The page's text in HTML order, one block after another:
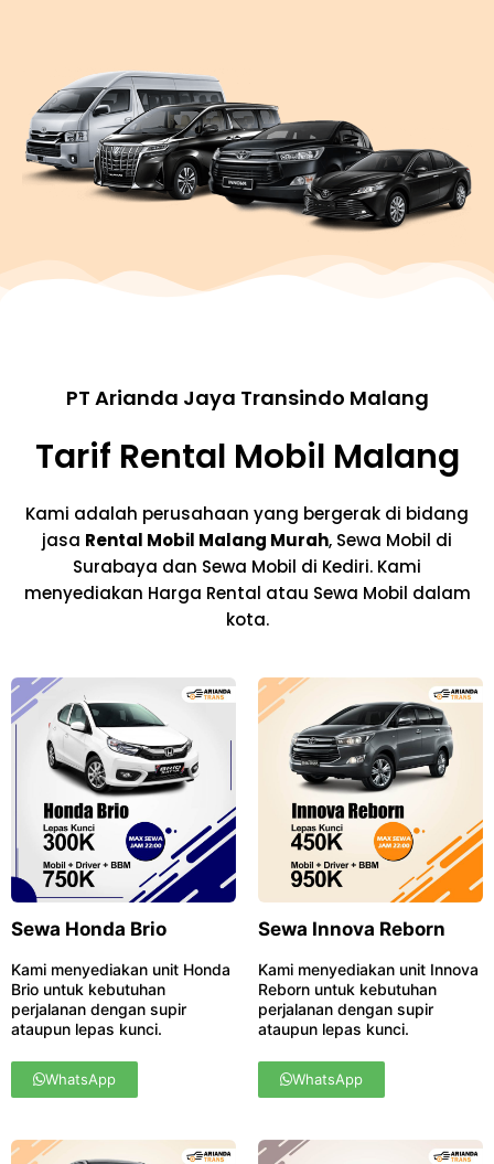
PT Arianda Jaya Transindo Malang
Tarif Rental Mobil Malang
Kami adalah perusahaan yang bergerak di bidang
jasa Rental Mobil Malang Murah, Sewa Mobil di
Surabaya dan Sewa Mobil di Kediri. Kami
menyediakan Harga Rental atau Sewa Mobil dalam
kota.
Sewa Honda Brio
Kami menyediakan unit Honda
Brio untuk kebutuhan
perjalanan dengan supir
ataupun lepas kunci.
WhatsApp
Sewa Innova Reborn
Kami menyediakan unit Innova
Reborn untuk kebutuhan
perjalanan dengan supir
ataupun lepas kunci.
WhatsApp